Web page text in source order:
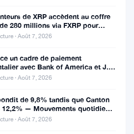
de XRP accèdent au coffre
280 millions via FXRP pour
des RLUSD
· Août 7, 2026
un cadre de paiement
avec Bank of America et J.P.
25 pays
· Août 7, 2026
de 9,8% tandis que Canton
12,2% — Mouvements quotidiens
· Août 7, 2026